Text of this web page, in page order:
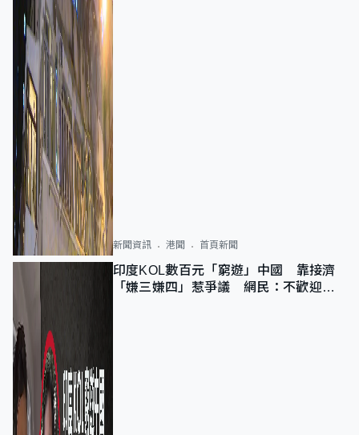
新聞資訊 港聞 首頁新聞
印度KOL數百元「窮遊」中國 靠接濟
「嫌三嫌四」惹爭議 網民：不歡迎劣